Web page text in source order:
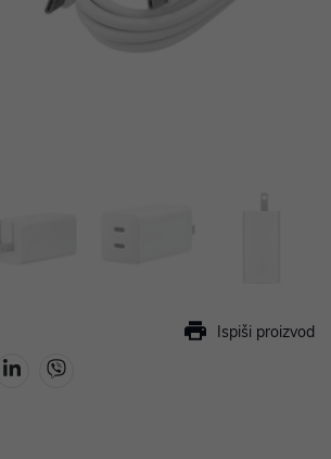
Ispiši proizvod